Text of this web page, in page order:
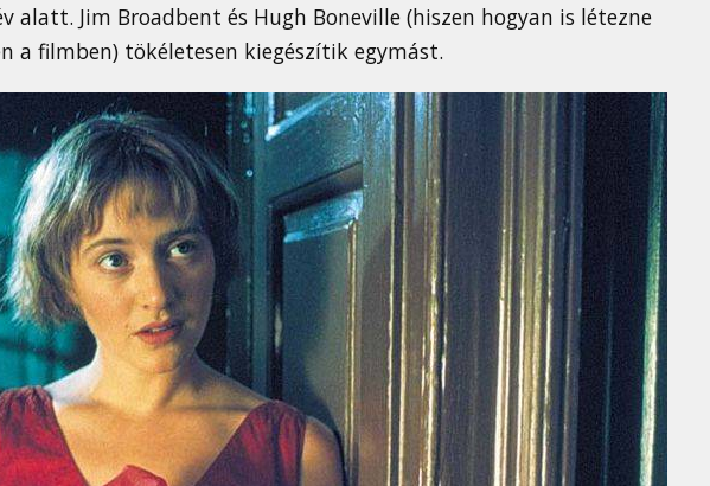
Jim Broadbent és Hugh Boneville (hiszen hogyan is létezne
a filmben) tökéletesen kiegészítik egymást.